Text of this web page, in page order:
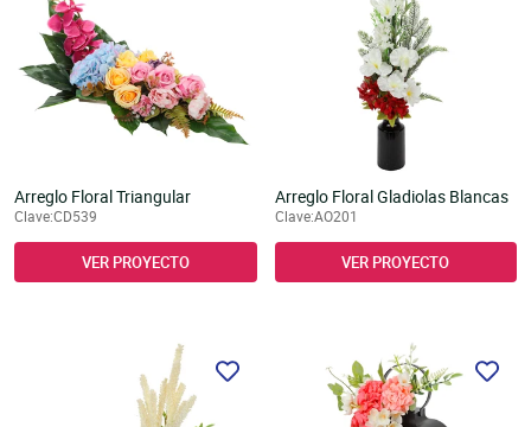
Arreglo Floral Triangular
Clave:CD539
VER PROYECTO
Arreglo Floral Gladiolas Blancas
Clave:AO201
VER PROYECTO